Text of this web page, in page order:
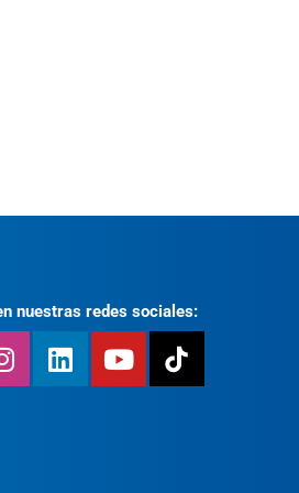
nuestras redes sociales: